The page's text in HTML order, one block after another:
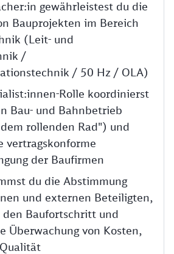
gewährleistest du die
Bauprojekten im Bereich
(Leit- und
/
/ 50 Hz / OLA)
Rolle koordinierst
Bau- und Bahnbetrieb
rollenden Rad") und
vertragskonforme
der Baufirmen
du die Abstimmung
und externen Beteiligten,
Baufortschritt und
Überwachung von Kosten,